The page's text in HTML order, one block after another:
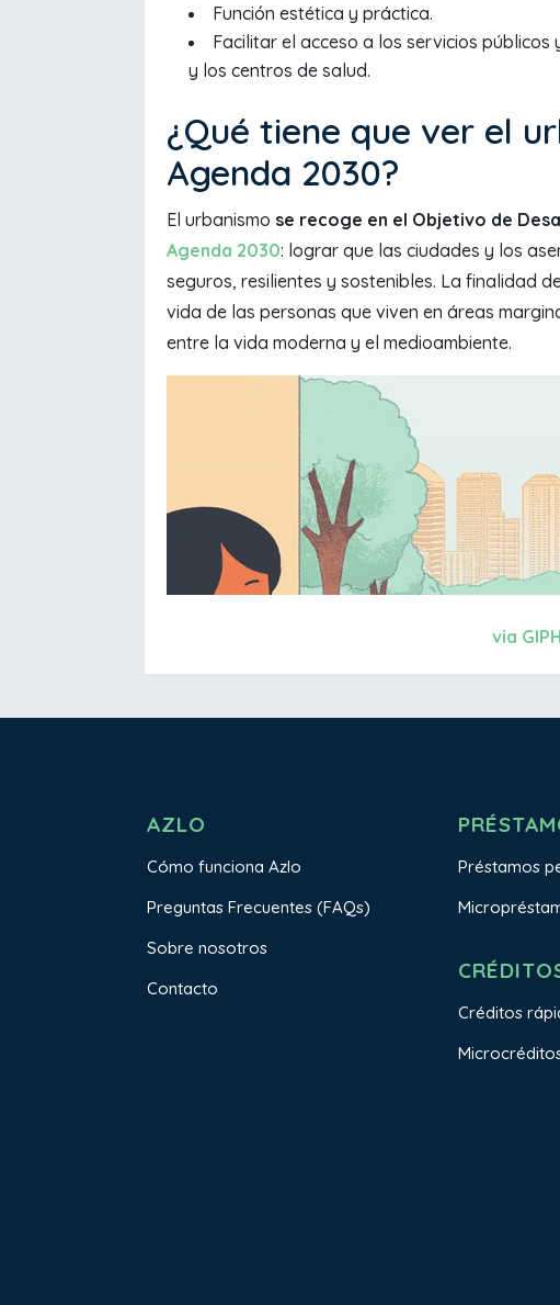
Función estética y práctica.
Facilitar el acceso a los servicios
y los centros de salud.
¿Qué tiene que ver el
Agenda 2030?
El urbanismo se recoge en el Objetivo de
Agenda 2030: lograr que las ciudades y los
seguros, resilientes y sostenibles. La finalidad
vida de las personas que viven en áreas
entre la vida moderna y el medioambiente.
via
AZLO
Cómo funciona Azlo
Preguntas Frecuentes (FAQs)
Sobre nosotros
Contacto
Préstamos
Créditos